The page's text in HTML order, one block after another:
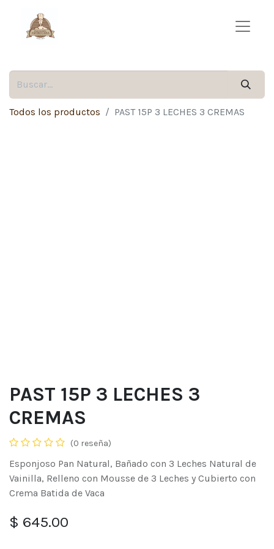
Todos los productos PAST 15P 3 LECHES 3 CREMAS
PAST 15P 3 LECHES 3
CREMAS
(0 reseña)
Esponjoso Pan Natural, Bañado con 3 Leches Natural de
Vainilla, Relleno con Mousse de 3 Leches y Cubierto con
Crema Batida de Vaca
$ 645.00